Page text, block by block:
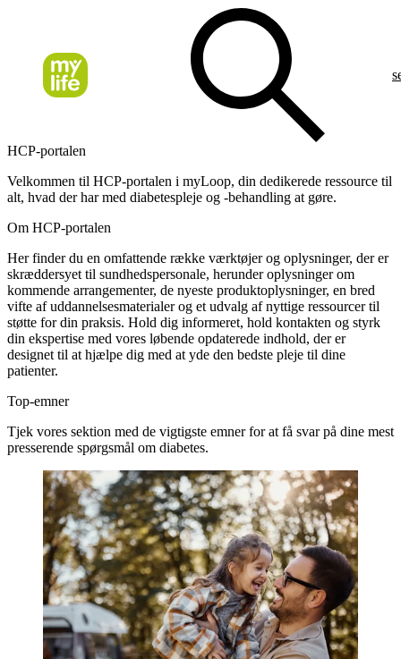
HCP-portalen
Velkommen til HCP-portalen i myLoop, din dedikerede ressource til
alt, hvad der har med diabetespleje og -behandling at gøre.
Om HCP-portalen
Her finder du en omfattende række værktøjer og oplysninger, der er
skræddersyet til sundhedspersonale, herunder oplysninger om
kommende arrangementer, de nyeste produktoplysninger, en bred
vifte af uddannelsesmaterialer og et udvalg af nyttige ressourcer til
støtte for din praksis. Hold dig informeret, hold kontakten og styrk
din ekspertise med vores løbende opdaterede indhold, der er
designet til at hjælpe dig med at yde den bedste pleje til dine
patienter.
Top-emner
Tjek vores sektion med de vigtigste emner for at få svar på dine mest
presserende spørgsmål om diabetes.